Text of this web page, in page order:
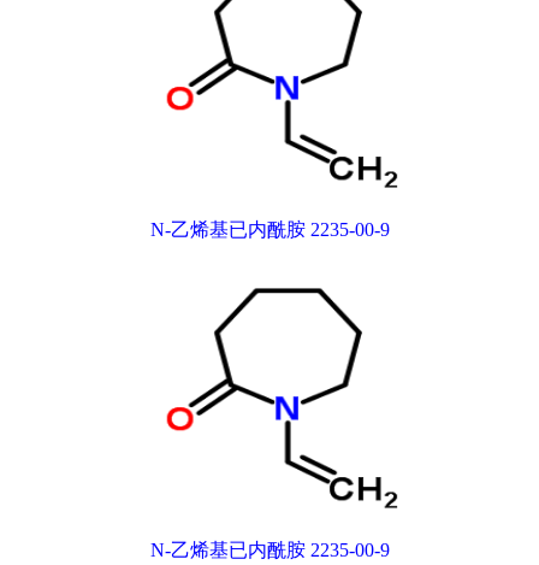
N-乙烯基已内酰胺 2235-00-9
N-乙烯基已内酰胺 2235-00-9